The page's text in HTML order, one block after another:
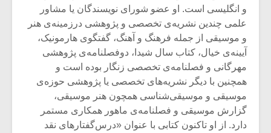
و انگلیسی است. او عضو شورای نویسندگان یا مشاور
علمی چندین نشریه‌ی تخصصی و پژوهشی درزمینه‌ی هنر
و موسیقی از جمله فرهنگ و آهنگ، گفتگوی هارمونیک،
آیینه‌ی خیال، کتاب سال شیدا، دوفصلنامه‌ی پژوهشی
مهرگانی و فصلنامه‌ی تخصصی زنگار بوده است و
همچنین با دیگر نشریه‌های تخصصی یا پژوهشی حوزه‌ی
موسیقی و موسیقی‌شناسی همچون هنر موسیقی،
گزارش موسیقی و فصلنامه‌ی ماهور همکاری مستمر
دارد. از او تاکنون کتابی با عنوان «درس‌گفتارهای نقد